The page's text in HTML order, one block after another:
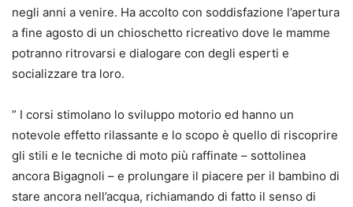
negli anni a venire. Ha accolto con soddisfazione l’apertura
a fine agosto di un chioschetto ricreativo dove le mamme
potranno ritrovarsi e dialogare con degli esperti e
socializzare tra loro.
” I corsi stimolano lo sviluppo motorio ed hanno un
notevole effetto rilassante e lo scopo è quello di riscoprire
gli stili e le tecniche di moto più raffinate – sottolinea
ancora Bigagnoli – e prolungare il piacere per il bambino di
stare ancora nell’acqua, richiamando di fatto il senso di